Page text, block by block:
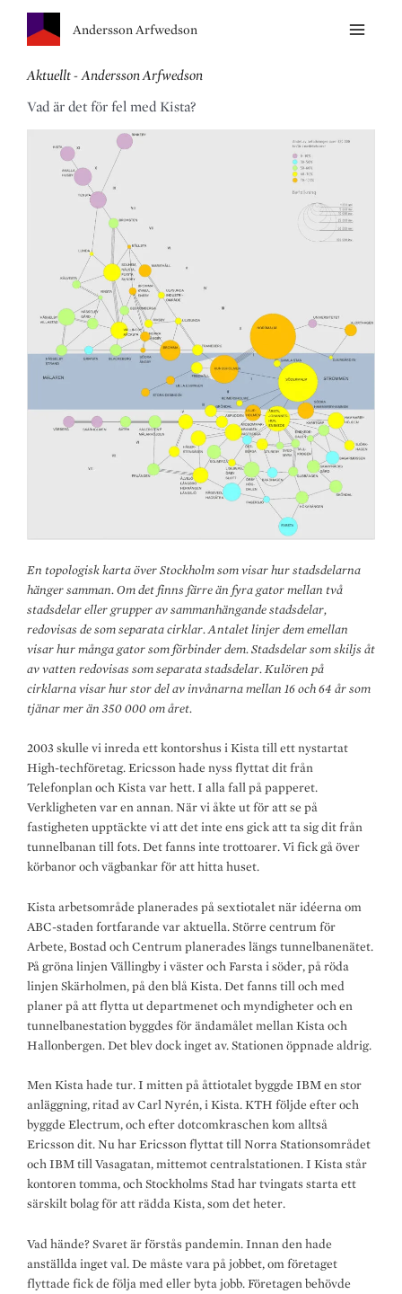
Andersson Arfwedson
Aktuellt - Andersson Arfwedson
Vad är det för fel med Kista?
En topologisk karta över Stockholm som visar hur stadsdelarna
hänger samman. Om det finns färre än fyra gator mellan två
stadsdelar eller grupper av sammanhängande stadsdelar,
redovisas de som separata cirklar. Antalet linjer dem emellan
visar hur många gator som förbinder dem. Stadsdelar som skiljs åt
av vatten redovisas som separata stadsdelar. Kulören på
cirklarna visar hur stor del av invånarna mellan 16 och 64 år som
tjänar mer än 350 000 om året.
2003 skulle vi inreda ett kontorshus i Kista till ett nystartat
High-techföretag. Ericsson hade nyss flyttat dit från
Telefonplan och Kista var hett. I alla fall på papperet.
Verkligheten var en annan. När vi åkte ut för att se på
fastigheten upptäckte vi att det inte ens gick att ta sig dit från
tunnelbanan till fots. Det fanns inte trottoarer. Vi fick gå över
körbanor och vägbankar för att hitta huset.
Kista arbetsområde planerades på sextiotalet när idéerna om
ABC-staden fortfarande var aktuella. Större centrum för
Arbete, Bostad och Centrum planerades längs tunnelbanenätet.
På gröna linjen Vällingby i väster och Farsta i söder, på röda
linjen Skärholmen, på den blå Kista. Det fanns till och med
planer på att flytta ut departmenet och myndigheter och en
tunnelbanestation byggdes för ändamålet mellan Kista och
Hallonbergen. Det blev dock inget av. Stationen öppnade aldrig.
Men Kista hade tur. I mitten på åttiotalet byggde IBM en stor
anläggning, ritad av Carl Nyrén, i Kista. KTH följde efter och
byggde Electrum, och efter dotcomkraschen kom alltså
Ericsson dit. Nu har Ericsson flyttat till Norra Stationsområdet
och IBM till Vasagatan, mittemot centralstationen. I Kista står
kontoren tomma, och Stockholms Stad har tvingats starta ett
särskilt bolag för att rädda Kista, som det heter.
Vad hände? Svaret är förstås pandemin. Innan den hade
anställda inget val. De måste vara på jobbet, om företaget
flyttade fick de följa med eller byta jobb. Företagen behövde